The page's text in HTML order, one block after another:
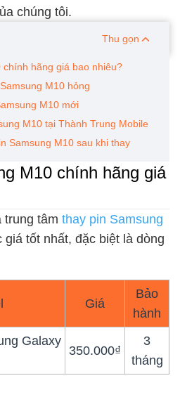
chúng tôi.
Thu gọn
hãng giá bao nhiêu?
M10 hỏng
M10 mới
M10 tại Thành Trung Mobile
Samsung M10 sau khi thay
M10 chính hãng giá
trung tâm thay pin Samsung
tốt nhất, đặc biệt là dòng
Giá
Bảo
hành
Galaxy
350.000₫
3
tháng